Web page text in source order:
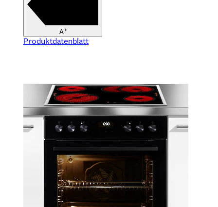
A+
Produktdatenblatt